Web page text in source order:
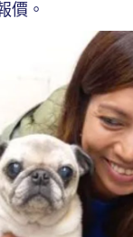
價。